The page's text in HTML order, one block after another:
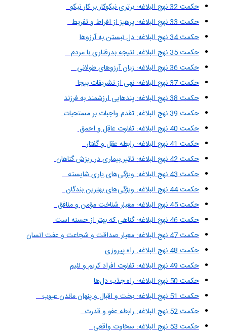
حکمت 32 نهج البلاغه: برتری نیکوکار بر کار نیکو
حکمت 33 نهج البلاغه: پرهیز از افراط و تفریط
حکمت 34 نهج البلاغه: دل نبستن به آرزوها
حکمت 35 نهج البلاغه: نتیجه بدرفتاری با مردم
حکمت 36 نهج البلاغه: زيان آرزوهاى طولانی
حکمت 37 نهج البلاغه: نهی از تشریفات بیجا
حکمت 38 نهج البلاغه: پندهایی ارزشمند به فرزند
حکمت 39 نهج البلاغه: تقدم واجبات بر مستحبات
حکمت 40 نهج البلاغه: تفاوت عاقل و احمق
حکمت 41 نهج البلاغه: رابطه عقل و گفتار
حکمت 42 نهج البلاغه: تاثیر بیماری در ریزش گناهان
حکمت 43 نهج البلاغه: ویژگی‌های یاری شایسته
حکمت 44 نهج البلاغه: ویژگی‌های بهترین بندگان
حکمت 45 نهج البلاغه: معیار شناخت مؤمن و منافق
حکمت 46 نهج البلاغه: گناهی که بهتر از حسنه است
حکمت 47 نهج البلاغه: معیار صداقت و شجاعت و عفت انسان
حکمت 48 نهج البلاغه: راه پیروزی
حکمت 49 نهج البلاغه: تفاوت افراد کریم و لئیم
حکمت 50 نهج البلاغه: راه جذب دل‌ها
حکمت 51 نهج البلاغه: بخت و اقبال و پنهان ماندن عیوب
حکمت 52 نهج البلاغه: رابطه عفو و قدرت
حکمت 53 نهج البلاغه: سخاوت واقعى